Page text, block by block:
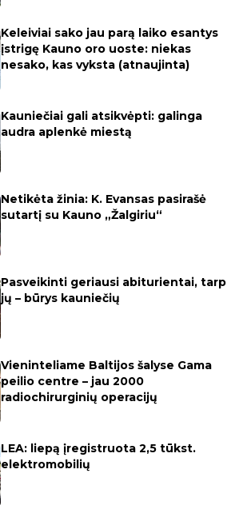
Keleiviai sako jau parą laiko esantys
įstrigę Kauno oro uoste: niekas
nesako, kas vyksta (atnaujinta)
Kauniečiai gali atsikvėpti: galinga
audra aplenkė miestą
Netikėta žinia: K. Evansas pasirašė
sutartį su Kauno „Žalgiriu“
Pasveikinti geriausi abiturientai, tarp
jų – būrys kauniečių
Vieninteliame Baltijos šalyse Gama
peilio centre – jau 2000
radiochirurginių operacijų
LEA: liepą įregistruota 2,5 tūkst.
elektromobilių